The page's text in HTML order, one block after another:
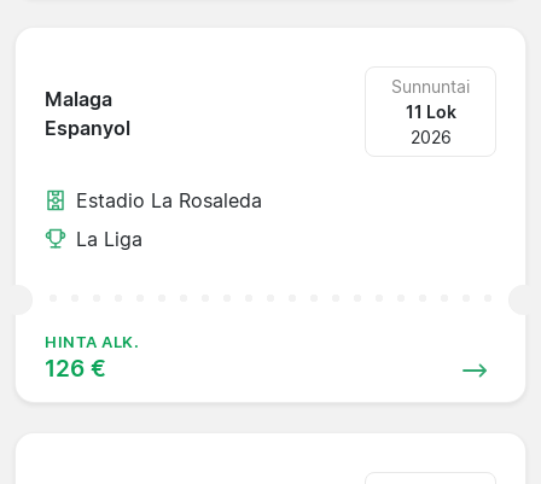
Malaga
Espanyol
Sunnuntai
11 Lok
2026
Estadio La Rosaleda
La Liga
HINTA ALK.
126 €